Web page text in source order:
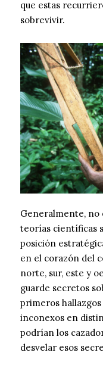
que estas
sobrevivir.
Generalmente, no
teorías científicas
posición
en el corazón del
norte, sur, este y
guarde secretos
primeros
inconexos en
podrían los
desvelar esos